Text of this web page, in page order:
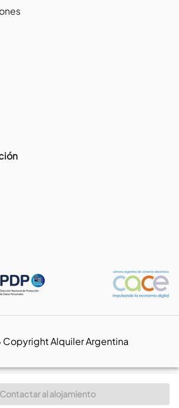
Contactar al alojamiento
Copyright Alquiler Argentina